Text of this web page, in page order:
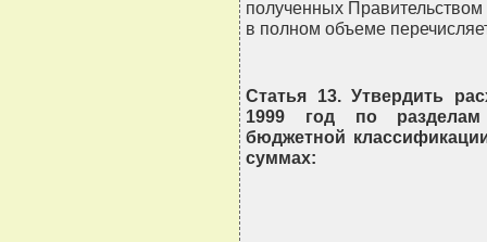
полученных Правительством
в полном объеме
Статья 13. Утвердить
1999 год по разделам
бюджетной
суммах: